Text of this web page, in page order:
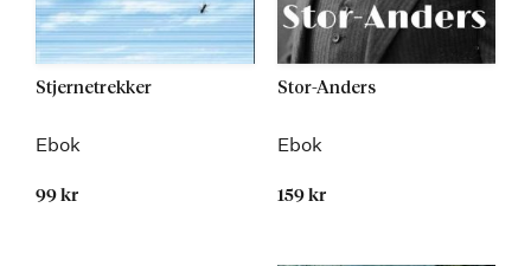
Stjernetrekker
Ebok
99 kr
Stor-Anders
Ebok
159 kr